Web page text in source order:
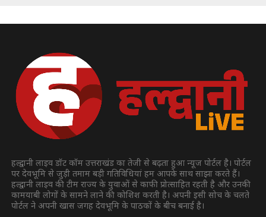
हल्द्वानी लाइव डॉट कॉम उत्तराखंड का तेजी से बढ़ता हुआ न्यूज पोर्टल है। पोर्टल
पर देवभूमि से जुड़ी तमाम बड़ी गतिविधियां हम आपके साथ साझा करते हैं।
हल्द्वानी लाइव की टीम राज्य के युवाओं से काफी प्रोत्साहित रहती है और उनकी
कामयाबी लोगों के सामने लाने की कोशिश करती है। अपनी इसी सोच के चलते
पोर्टल ने अपनी खास जगह देवभूमि के पाठकों के बीच बनाई है।